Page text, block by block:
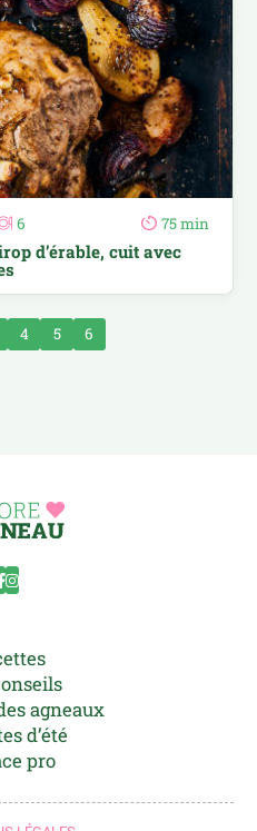
6 75 min
d’érable, cuit avec
4 5 6
agneaux
d’été
pro